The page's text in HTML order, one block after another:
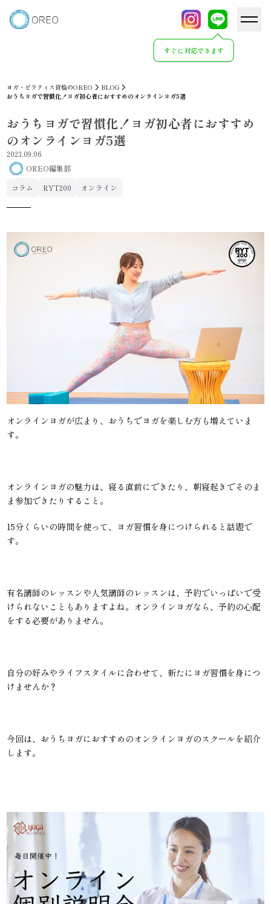
すぐに対応できます
ヨガ・ピラティス資格のOREO
BLOG
おうちヨガで習慣化！ヨガ初心者におすすめのオンラインヨガ5選
おうちヨガで習慣化！ヨガ初心者におすすめ
のオンラインヨガ5選
2023.09.06
OREO編集部
コラム
RYT200 オンライン
オンラインヨガが広まり、おうちでヨガを楽しむ方も増えていま
す。
オンラインヨガの魅力は、寝る直前にできたり、朝寝起きでそのま
ま参加できたりすること。
15分くらいの時間を使って、ヨガ習慣を身につけられると話題で
す。
有名講師のレッスンや人気講師のレッスンは、予約でいっぱいで受
けられないこともありますよね。オンラインヨガなら、予約の心配
をする必要がありません。
自分の好みやライフスタイルに合わせて、新たにヨガ習慣を身につ
けませんか？
今回は、おうちヨガにおすすめのオンラインヨガのスクールを紹介
します。